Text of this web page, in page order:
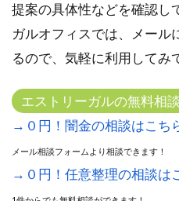
提案の具体性などを確認し
ガルオフィスでは、メール
るので、気軽に利用してみ
エストリーガルの無料相
→０円！闇金の相談はこち
メール相談フォームより相談できます！
→０円！任意整理の相談は